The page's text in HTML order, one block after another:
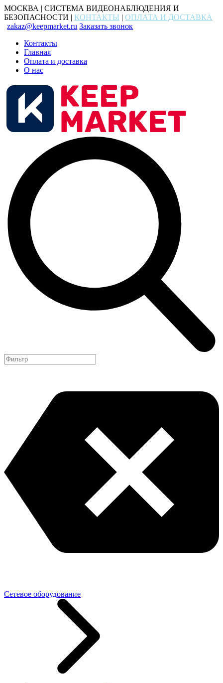
МОСКВА | СИСТЕМА ВИДЕОНАБЛЮДЕНИЯ И
БЕЗОПАСНОСТИ | КОНТАКТЫ | ОПЛАТА И ДОСТАВКА
zakaz@keepmarket.ru Заказать звонок
Контакты
Главная
Оплата и доставка
О нас
Сетевое оборудование